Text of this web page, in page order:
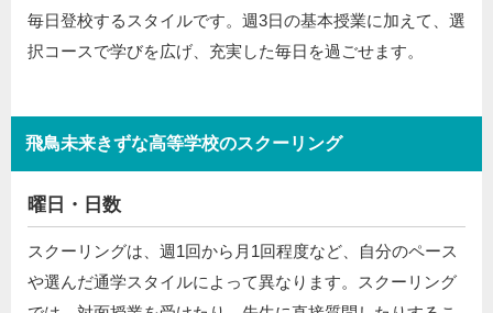
毎日登校するスタイルです。週3日の基本授業に加えて、選
択コースで学びを広げ、充実した毎日を過ごせます。
飛鳥未来きずな高等学校のスクーリング
曜日・日数
スクーリングは、週1回から月1回程度など、自分のペース
や選んだ通学スタイルによって異なります。スクーリング